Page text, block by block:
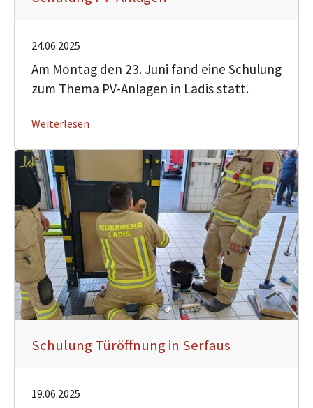
24.06.2025
Am Montag den 23. Juni fand eine Schulung
zum Thema PV-Anlagen in Ladis statt.
Weiterlesen
Schulung Türöffnung in Serfaus
19.06.2025